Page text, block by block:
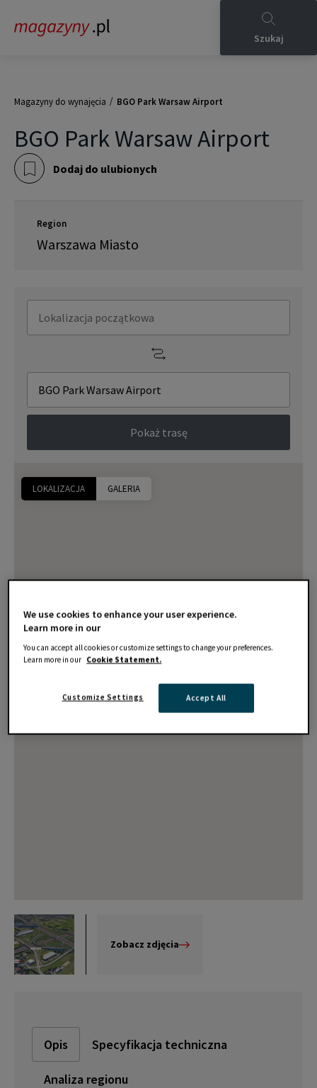
Szukaj
Magazyny do wynajęcia / BGO Park Warsaw Airport
BGO Park Warsaw Airport
Dodaj do ulubionych
Region
Warszawa Miasto
LOKALIZACJA GALERIA
Pokaż trasę
Zobacz zdjęcia
Opis Specyfikacja techniczna
Analiza regionu
We use cookies to enhance your user experience.
Learn more in our
You can accept all cookies or customize settings to change your preferences.
Learn more in our Cookie Statement.
Accept All
Customize Settings